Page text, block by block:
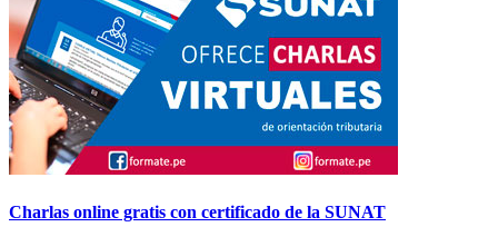
Charlas online gratis con certificado de la SUNAT